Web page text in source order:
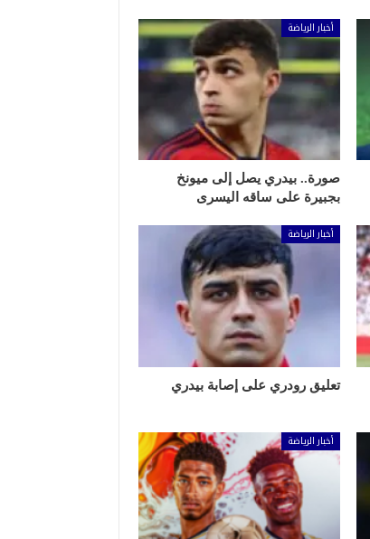
أخبار الرياضة
صورة.. بيدري يصل إلى ميونخ
بجبيرة على ساقه اليسرى
أخبار الرياضة
تعليق رودري على إصابة بيدري
أخبار الرياضة